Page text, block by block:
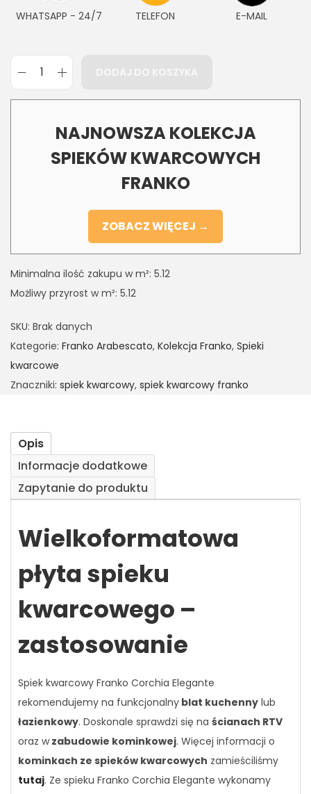
WHATSAPP - 24/7 TELEFON E-MAIL
NAJNOWSZA KOLEKCJA
SPIEKÓW KWARCOWYCH
FRANKO
ZOBACZ WIĘCEJ →
Minimalna ilość zakupu w m²: 5.12
Możliwy przyrost w m²: 5.12
SKU: Brak danych
Kategorie: Franko Arabescato, Kolekcja Franko, Spieki
kwarcowe
Znaczniki: spiek kwarcowy, spiek kwarcowy franko
Opis
Informacje dodatkowe
Zapytanie do produktu
Wielkoformatowa
płyta spieku
kwarcowego –
zastosowanie
Spiek kwarcowy Franko Corchia Elegante
rekomendujemy na funkcjonalny blat kuchenny lub
łazienkowy. Doskonale sprawdzi się na ścianach RTV
oraz wzabudowie kominkowej. Więcej informacji o
kominkach ze spieków kwarcowych zamieściliśmy
tutaj. Ze spieku Franko Corchia Elegante wykonamy